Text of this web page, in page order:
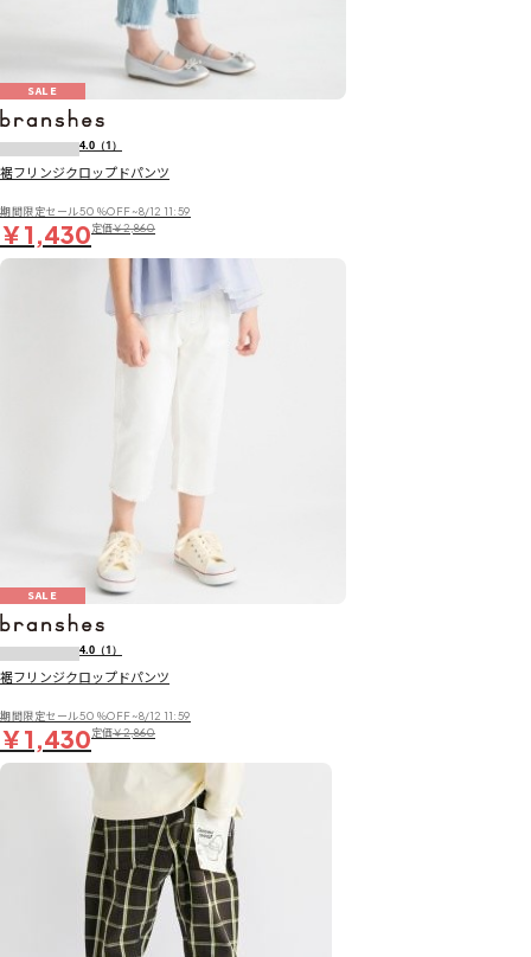
SALE
4.0 （1）
裾フリンジクロップドパンツ
期間限定セール50％OFF~8/12 11:59
￥1,430定価￥2,860
SALE
4.0 （1）
裾フリンジクロップドパンツ
期間限定セール50％OFF~8/12 11:59
￥1,430定価￥2,860